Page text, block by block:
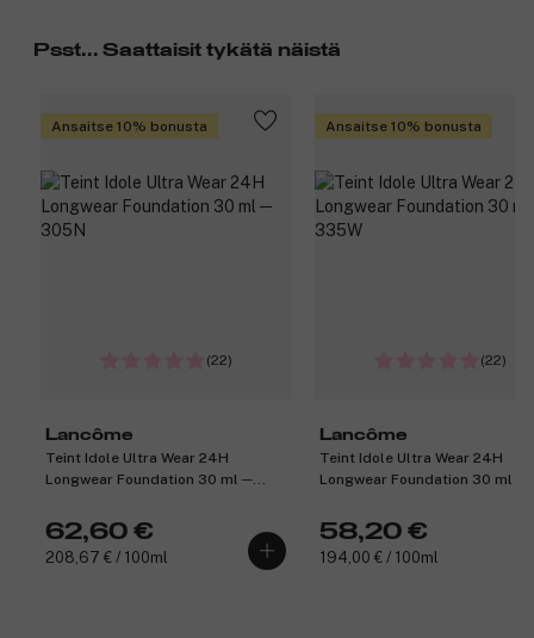
Psst... Saattaisit tykätä näistä
Ansaitse 10% bonusta
(22)
Lancôme
Teint Idole Ultra Wear 24H
Longwear Foundation 30 ml ─
62,60 €
208,67 € / 100ml
Ansaitse 10% bonusta
(22)
Lancôme
Teint Idole Ultra Wear 24H
Longwear Foundation 30 ml ─
58,20 €
194,00 € / 100ml